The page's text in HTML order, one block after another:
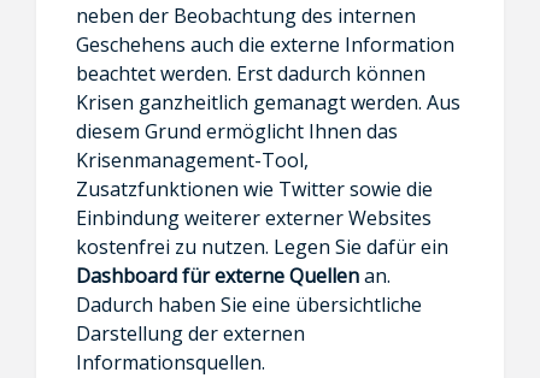
neben der Beobachtung des internen
Geschehens auch die externe Information
beachtet werden. Erst dadurch können
Krisen ganzheitlich gemanagt werden. Aus
diesem Grund ermöglicht Ihnen das
Krisenmanagement-Tool,
Zusatzfunktionen wie Twitter sowie die
Einbindung weiterer externer Websites
kostenfrei zu nutzen. Legen Sie dafür ein
Dashboard fürexterne Quellenan.
Dadurch haben Sie eine übersichtliche
Darstellung der externen
Informationsquellen.